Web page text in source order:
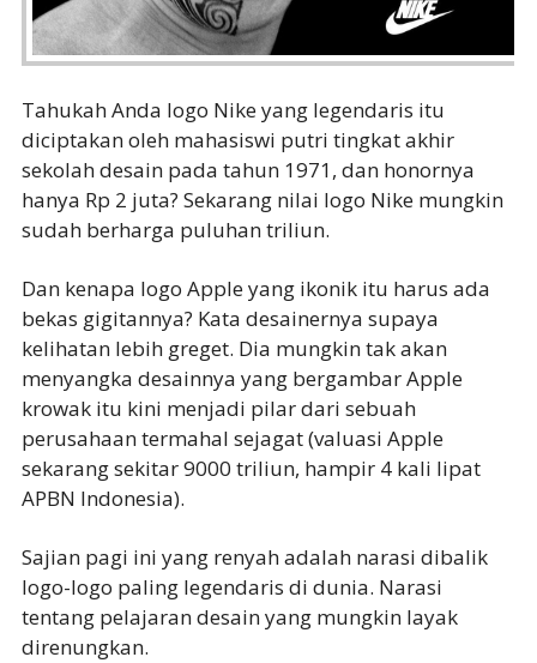
Tahukah Anda logo Nike yang legendaris itu
diciptakan oleh mahasiswi putri tingkat akhir
sekolah desain pada tahun 1971, dan honornya
hanya Rp 2 juta? Sekarang nilai logo Nike mungkin
sudah berharga puluhan triliun.
Dan kenapa logo Apple yang ikonik itu harus ada
bekas gigitannya? Kata desainernya supaya
kelihatan lebih greget. Dia mungkin tak akan
menyangka desainnya yang bergambar Apple
krowak itu kini menjadi pilar dari sebuah
perusahaan termahal sejagat (valuasi Apple
sekarang sekitar 9000 triliun, hampir 4 kali lipat
APBN Indonesia).
Sajian pagi ini yang renyah adalah narasi dibalik
logo-logo paling legendaris di dunia. Narasi
tentang pelajaran desain yang mungkin layak
direnungkan.